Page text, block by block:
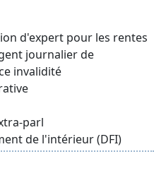
d'expert pour les rentes
journalier de
invalidité
parl
de l'intérieur (DFI)